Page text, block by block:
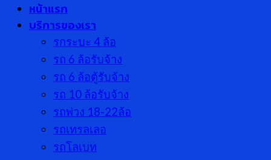
หน้าแรก
บริการของเรา
รกระบะ 4 ล้อ
รถ 6 ล้อรับจ้าง
รถ 6 ล้อตู้รับจ้าง
รถ 10 ล้อรับจ้าง
รถพ่วง 18-22ล้อ
รถเทรลเลอ
รถโลเบท